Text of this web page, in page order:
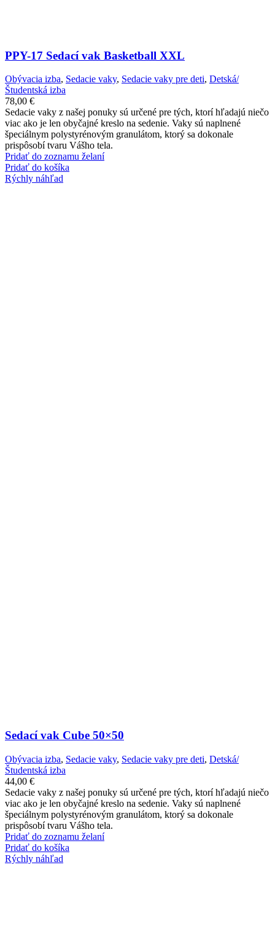
PPY-17 Sedací vak Basketball XXL
Obývacia izba, Sedacie vaky, Sedacie vaky pre deti, Detská/
Študentská izba
78,00 €
Sedacie vaky z našej ponuky sú určené pre tých, ktorí hľadajú niečo
viac ako je len obyčajné kreslo na sedenie. Vaky sú naplnené
špeciálnym polystyrénovým granulátom, ktorý sa dokonale
prispôsobí tvaru Vášho tela.
Pridať do zoznamu želaní
Pridať do košíka
Rýchly náhľad
Sedací vak Cube 50×50
Obývacia izba, Sedacie vaky, Sedacie vaky pre deti, Detská/
Študentská izba
44,00 €
Sedacie vaky z našej ponuky sú určené pre tých, ktorí hľadajú niečo
viac ako je len obyčajné kreslo na sedenie. Vaky sú naplnené
špeciálnym polystyrénovým granulátom, ktorý sa dokonale
prispôsobí tvaru Vášho tela.
Pridať do zoznamu želaní
Pridať do košíka
Rýchly náhľad